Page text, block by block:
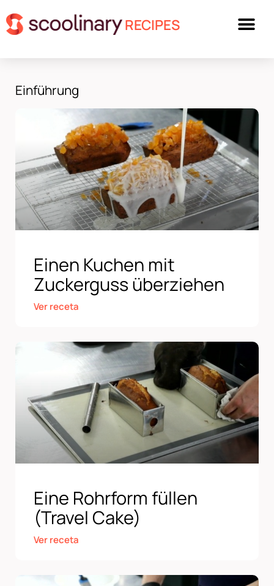
RECIPES
Einführung
Einen Kuchen mit
Zuckerguss überziehen
Ver receta
Eine Rohrform füllen
(Travel Cake)
Ver receta